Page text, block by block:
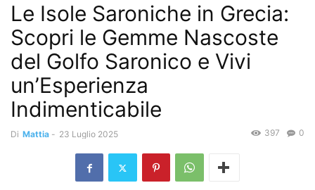
Le Isole Saroniche in Grecia:
Scopri le Gemme Nascoste
del Golfo Saronico e Vivi
un’Esperienza
Indimenticabile
Di Mattia - 23 Luglio 2025 0
397